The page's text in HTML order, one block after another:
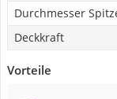
Durchmesser
Deckkraft
Vorteile